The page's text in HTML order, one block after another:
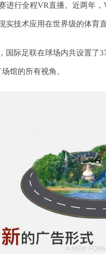
进行全程VR直播。近两年
实技术应用在世界级的体育
际足联在球场内共设置了
馆的所有视角。